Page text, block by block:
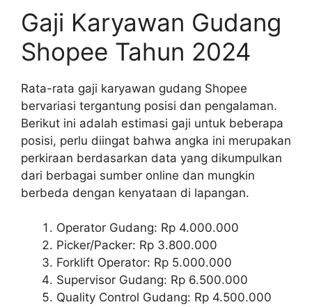
Gaji Karyawan Gudang
Shopee Tahun 2024
Rata-rata gaji karyawan gudang Shopee
bervariasi tergantung posisi dan pengalaman.
Berikut ini adalah estimasi gaji untuk beberapa
posisi, perlu diingat bahwa angka ini merupakan
perkiraan berdasarkan data yang dikumpulkan
dari berbagai sumber online dan mungkin
berbeda dengan kenyataan di lapangan.
Operator Gudang: Rp 4.000.000
Picker/Packer: Rp 3.800.000
Forklift Operator: Rp 5.000.000
Supervisor Gudang: Rp 6.500.000
Quality Control Gudang: Rp 4.500.000